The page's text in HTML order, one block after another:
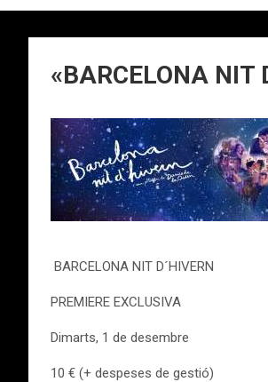
«BARCELONA
BARCELONA NIT D´HIVERN
PREMIERE EXCLUSIVA
Dimarts, 1 de desembre
10 € (+ despeses de gestió)